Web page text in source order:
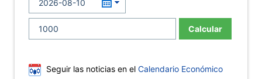
Calcular
Seguir las noticias en el Calendario Económico